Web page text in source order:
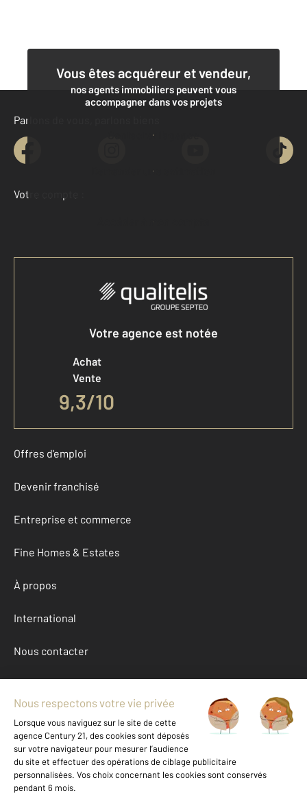
Vous êtes acquéreur et vendeur,
nos agents immobiliers peuvent vous
accompagner dans vos projets
Contacter l'agence
Demander une estimation
Parlons de vous, parlons biens
Votre compte :
Accéder à mon compte
Votre agence est notée
Achat
Vente
9,3/10
Offres d'emploi
Devenir franchisé
Entreprise et commerce
Fine Homes & Estates
À propos
International
Nous contacter
Mentions légales & CGU et Barèmes d'honoraires
Données personnelles
Gestionnaire des cookies